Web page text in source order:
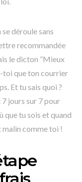
déroule sans
recommandée
le dicton ”Mieux
toi que ton courrier
Et tu sais quoi ?
jours sur 7 pour
que tu sois et quand
malin comme toi !